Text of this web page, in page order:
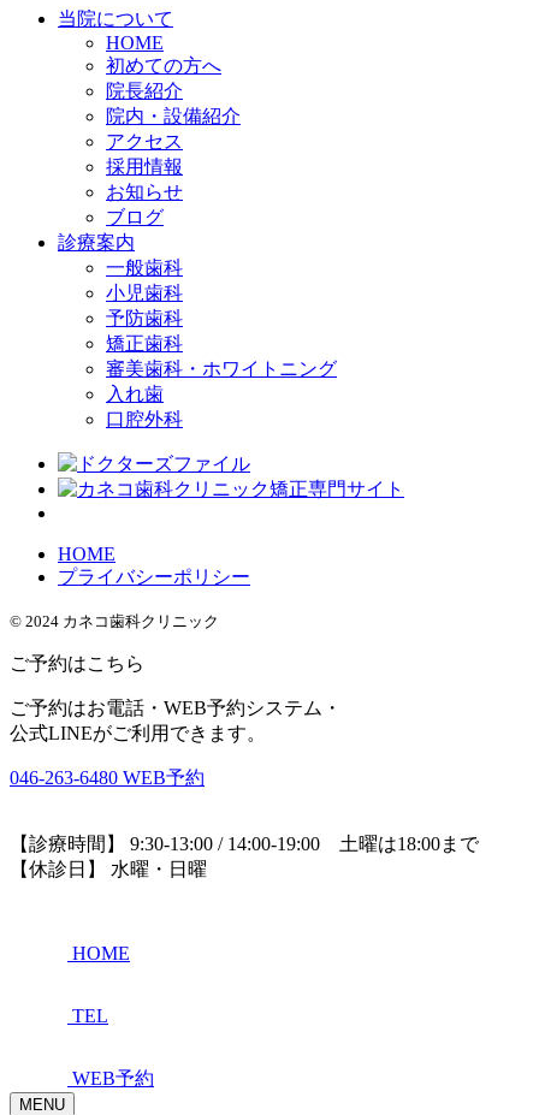
当院について
HOME
初めての方へ
院長紹介
院内・設備紹介
アクセス
採用情報
お知らせ
ブログ
診療案内
一般歯科
小児歯科
予防歯科
矯正歯科
審美歯科・ホワイトニング
入れ歯
口腔外科
HOME
プライバシーポリシー
© 2024 カネコ歯科クリニック
ご予約はこちら
ご予約はお電話・WEB予約システム・
公式LINEがご利用できます。
046-263-6480 WEB予約
【診療時間】 9:30-13:00 / 14:00-19:00 土曜は18:00まで
【休診日】 水曜・日曜
HOME
TEL
WEB予約
MENU